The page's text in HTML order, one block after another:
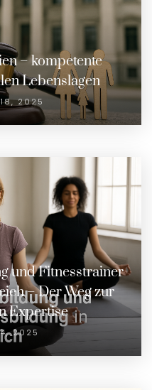
– kompetente
Lebenslagen
18, 2025
und Fitnesstrainer
– Der Weg zur
Expertise
2025